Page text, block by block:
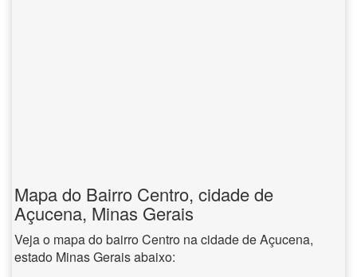
Mapa do Bairro Centro, cidade de
Açucena, Minas Gerais
Veja o mapa do bairro Centro na cidade de Açucena,
estado Minas Gerais abaixo: